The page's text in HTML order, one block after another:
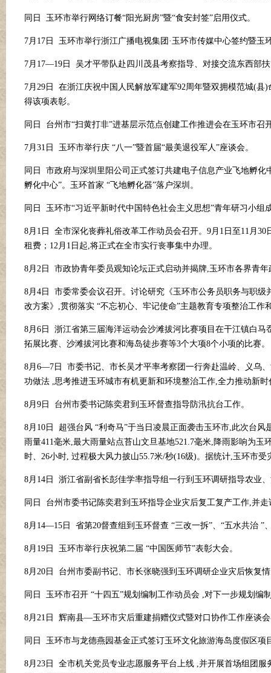
同日 玉环市举行网络订餐“阳光厨房”暨“食安封签”启用仪式。
7月17日 玉环市举行浙江广播电视集团 · 玉环市传媒中心签约暨玉
7月17—19日 吴才平带队赴四川茂县考察指导、对接交流东西部
7月29日 在浙江庆祝中国人民解放军建军92周年暨双拥模范城(
得该项表彰。
同日 台州市“扫黄打非”进基层示范点创建工作推进会在玉环市召
7月31日 玉环市举行庆 “八一”暨首届“最美退役军人”座谈会。
同日
市政府与深圳里阳公司正式签订共建电子信息产业飞地孵化
孵化中心”。玉环首家 “飞地孵化器”落户深圳。
同日 玉环市“习近平新时代中国特色社会主义思想”青年研习小
8月1日 全市深化丧葬礼俗改革工作动员会召开。9月1日至11月
租费；12月1日起,将正式在全市实行丧事集中办理。
8月2日 市政协青年委员观知论坛正式启动并揭牌,玉环市各界青
8月4日 市委常委会议召开。讨论研究《玉环市公务员职务与职
改方案》,贯彻落实 “不忘初心、牢记使命”主题教育专项整治工作
8月6日 浙江省第三届海洋运动会沙滩拔河比赛项目在干江镇白
拓展比赛、沙滩拔河比赛和海岛徒步赛等3个大项8个小项的比赛。
8月6—7日 市委书记、市长吴才平率考察团一行奔赴温岭、义乌
功做法 ,思考推进玉环城市有机更新和环境整治工作,全力推动新
8月9日 台州市委书记陈奕君到玉环督查指导防汛抗台工作。
8月10日 超强台风 “利奇马”于当日凌晨正面袭击玉环市,此次台
雨量411毫米,最大雨量站点苔山文旦基地521.7毫米,降雨影响为
时、26小时, 过程极大风力披山55.7米/秒(16级)。据统计,玉环市
8月14日 浙江省副省长彭佳学率指导组一行到玉环调研指导农业
同日 台州市委书记陈奕君到玉环指导企业灾后复工复产工作,并走
8月14—15日 省第20督查组到玉环督查 “三改一拆”、“五水共治
8月19日 玉环市举行庆祝第二届 “中国医师节”表彰大会。
8月20日 台州市委副书记、市长张晓强到玉环调研企业灾后恢复
同日 玉环市召开 “十四五”规划编制工作动员会 ,对下一步规划编
8月21日 辉南县—玉环市灾后重建捐赠仪式暨对口协作工作座谈
同日 玉环市与龙德燕园基金正式签订玉环文化旅游海岛度假区项
8月23日 全市机关党员专业志愿服务平台上线 ,并开展首场组团